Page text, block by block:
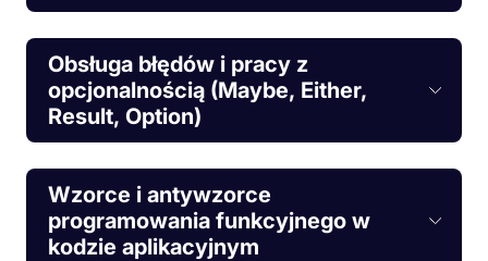
Obsługa błędów i pracy z
opcjonalnością (Maybe, Either,
Result, Option)
Wzorce i antywzorce
programowania funkcyjnego w
kodzie aplikacyjnym